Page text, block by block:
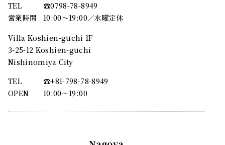
TEL
☎︎0798-78-8949
営業時間
10:00～19:00／水曜定休
Villa Koshien-guchi 1F
3-25-12 Koshien-guchi
Nishinomiya City
TEL
☎︎+81-798-78-8949
OPEN
10:00〜19:00